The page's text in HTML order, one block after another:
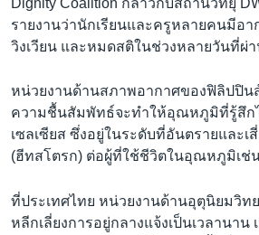
Dignity Coalition กล่าวกับสถานีวิทยุ
รายงานว่านักเรียนและครูหลายคนมีอา
วิงเวียน และหมดสติในช่วงหลายวันที่ผ่
หน่วยงานด้านสภาพอากาศของฟิลิปปิน
ความชื้นสัมพัทธ์จะทำให้อุณหภูมิที่รู้สึก
เซลเซียส ซึ่งอยู่ในระดับที่อันตรายและเ
(ฮีทสโตรก) ต่อผู้ที่ใช้ชีวิตในอุณหภูมิเช่
ที่ประเทศไทย หน่วยงานด้านอุตุนิยมวิท
หลีกเลี่ยงการอยู่กลางแจ้งเป็นเวลานา